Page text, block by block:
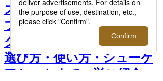
ズ館の人気シューケア3大
ブランドのベストセラー靴
クリーム。気になる評判・
選び方・使い方・シューケ
アセットまで一挙ご紹介